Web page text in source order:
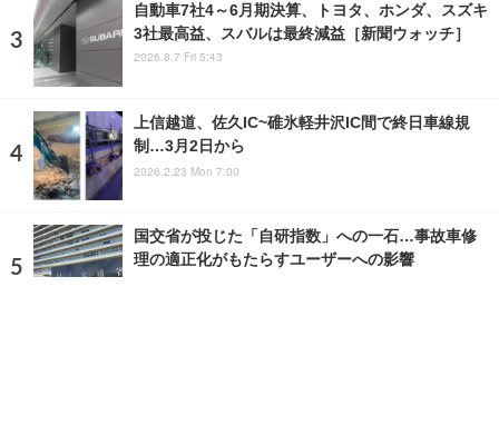
自動車7社4～6月期決算、トヨタ、ホンダ、スズキ
3社最高益、スバルは最終減益［新聞ウォッチ］
2026.8.7 Fri 5:43
上信越道、佐久IC~碓氷軽井沢IC間で終日車線規
制…3月2日から
2026.2.23 Mon 7:00
国交省が投じた「自研指数」への一石…事故車修
理の適正化がもたらすユーザーへの影響